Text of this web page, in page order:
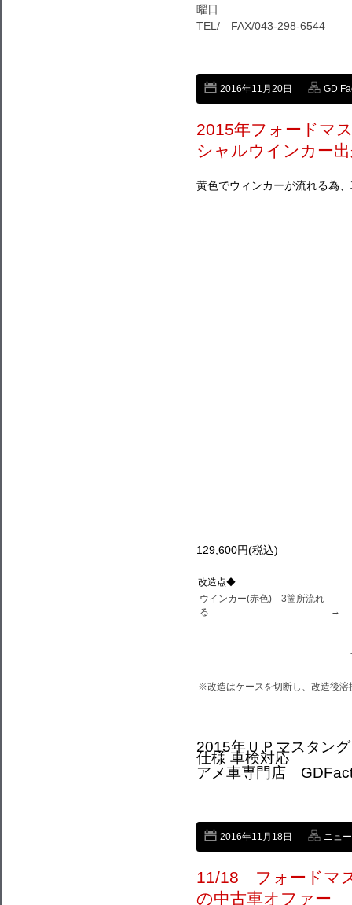
曜日
TEL/ FAX/043-298-6544
2016年11月20日 GD
2015年フォード
シャルウインカー
黄色でウィンカーが流れる為
129,600円(税込)
改造点◆
ウインカー(赤色) 3箇所流れ
る
→
※改造はケースを切断し、改造後溶
2015年ＵＰマスタン
仕様 車検対応
アメ車専門店
2016年11月18日 ニュ
11/18 フォードマ
の中古車オファー